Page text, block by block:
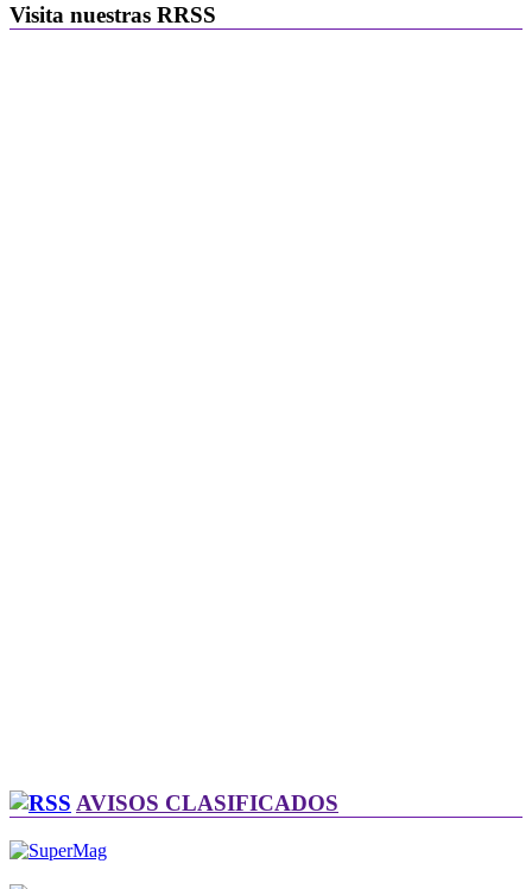
Visita nuestras RRSS
AVISOS CLASIFICADOS